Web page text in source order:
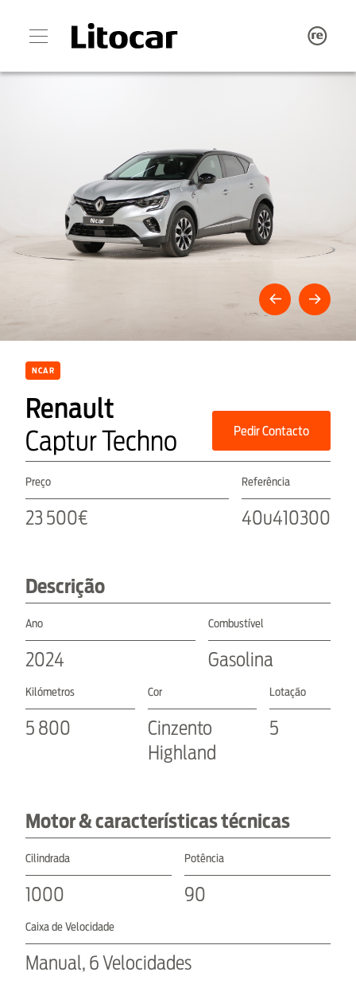
NCAR
Renault
Captur Techno
Pedir Contacto
Preço
23 500€
Referência
40u410300
Descrição
Ano
2024
Combustível
Gasolina
Kilómetros
5 800
Cor
Cinzento
Highland
Lotação
5
Motor & características técnicas
Cilindrada
1000
Potência
90
Caixa de Velocidade
Manual, 6 Velocidades